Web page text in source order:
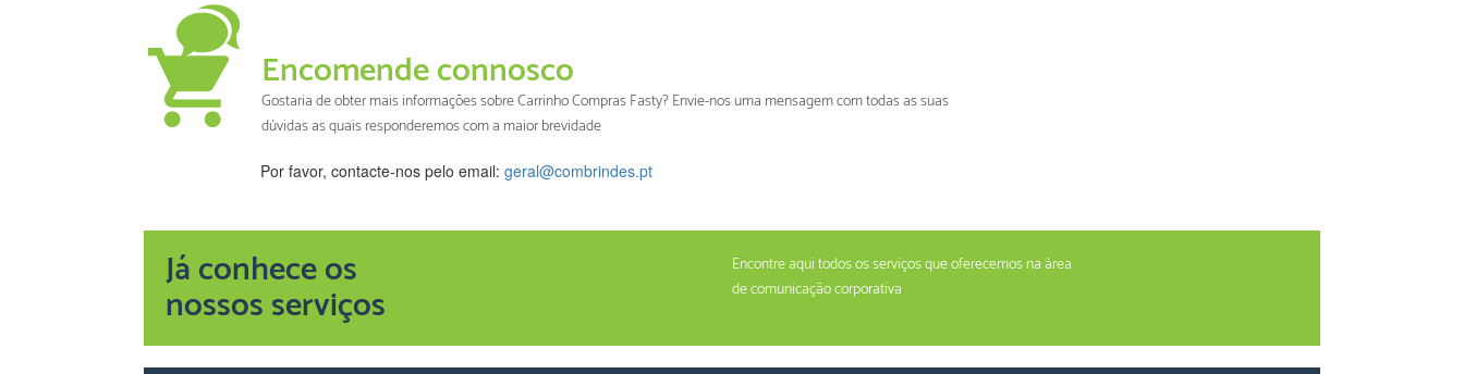
Encomende connosco
Gostaria de obter mais informações sobre Carrinho Compras Fasty? Envie-nos uma mensagem com todas as suas
dúvidas as quais responderemos com a maior brevidade
Por favor, contacte-nos pelo email: geral@combrindes.pt
Já conhece os
nossos serviços
Encontre aqui todos os serviços que oferecemos na àrea
de comunicação corporativa